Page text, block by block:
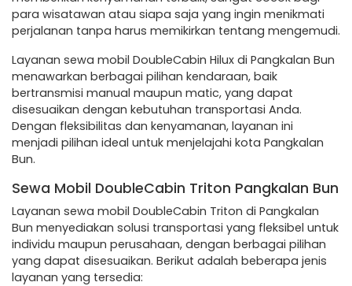
para wisatawan atau siapa saja yang ingin menikmati
perjalanan tanpa harus memikirkan tentang mengemudi.
Layanan sewa mobil DoubleCabin Hilux di Pangkalan Bun
menawarkan berbagai pilihan kendaraan, baik
bertransmisi manual maupun matic, yang dapat
disesuaikan dengan kebutuhan transportasi Anda.
Dengan fleksibilitas dan kenyamanan, layanan ini
menjadi pilihan ideal untuk menjelajahi kota Pangkalan
Bun.
Sewa Mobil DoubleCabin Triton Pangkalan Bun
Layanan sewa mobil DoubleCabin Triton di Pangkalan
Bun menyediakan solusi transportasi yang fleksibel untuk
individu maupun perusahaan, dengan berbagai pilihan
yang dapat disesuaikan. Berikut adalah beberapa jenis
layanan yang tersedia: